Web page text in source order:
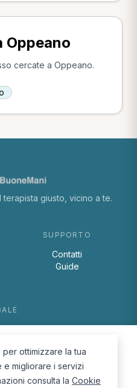
Oppeano
cercate a Oppeano.
giusto, vicino a te.
SUPPORTO
Contatti
Guide
Policyottimizzare la tua
migliorare i servizi
consulta la Cookie